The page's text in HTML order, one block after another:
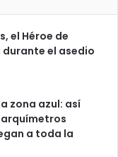
el Héroe de
el asedio
zona azul: así
a toda la